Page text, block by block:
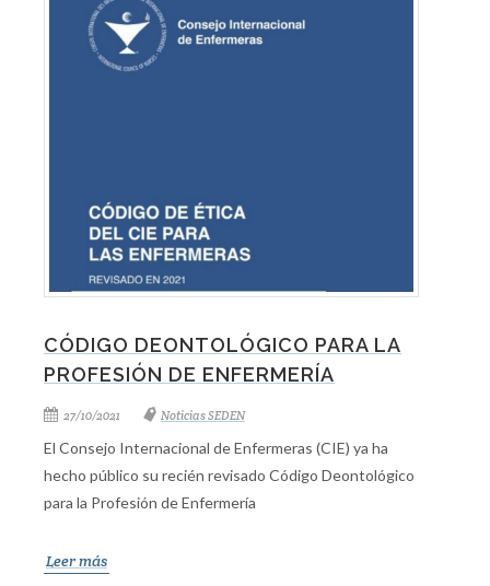
CÓDIGO DEONTOLÓGICO PARA LA
PROFESIÓN DE ENFERMERÍA
27/10/2021 Noticias SEDEN
El Consejo Internacional de Enfermeras (CIE) ya ha
hecho público su recién revisado Código Deontológico
para la Profesión de Enfermería
Leer más